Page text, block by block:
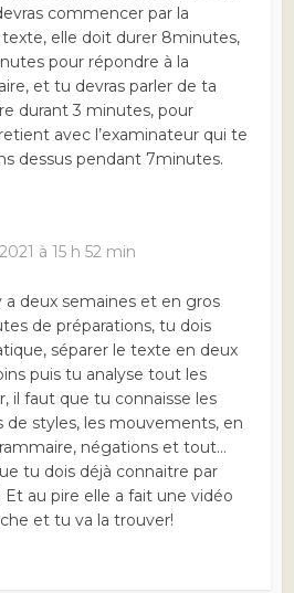
commencer par la
elle doit durer 8minutes,
pour répondre à la
et tu devras parler de ta
durant 3 minutes, pour
avec l’examinateur qui te
dessus pendant 7minutes.
à 15 h 52 min
a deux semaines et en gros
de préparations, tu dois
séparer le texte en deux
puis tu analyse tout les
il faut que tu connaisse les
de styles, les mouvements, en
négations et tout…
tu dois déjà connaitre par
au pire elle a fait une vidéo
et tu va la trouver!